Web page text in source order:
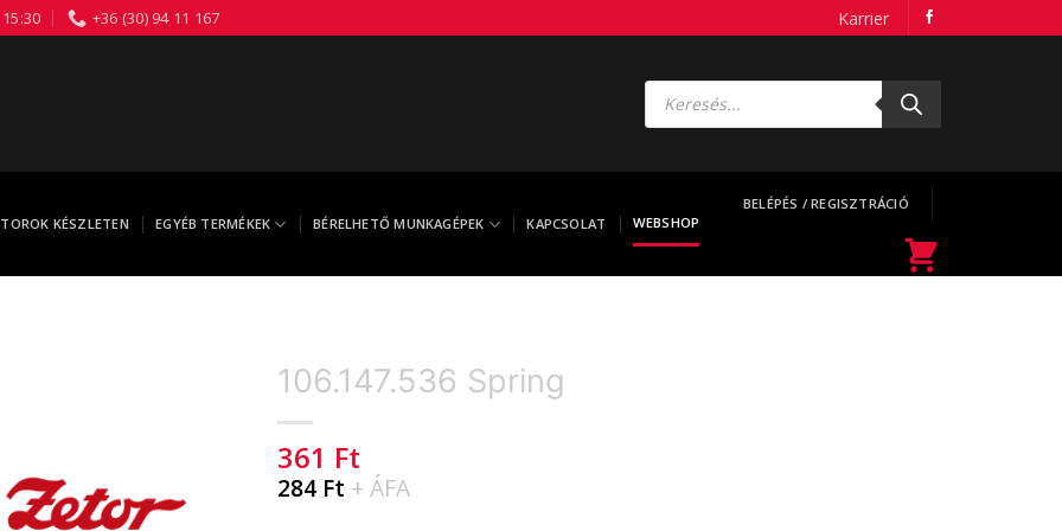
+36 (30) 94 11 167 Karrier
Products
search
KÉSZLETEN EGYÉB TERMÉKEK BÉRELHETŐ MUNKAGÉPEK KAPCSOLAT WEBSHOP
BELÉPÉS / REGISZTRÁCIÓ
106.147.536 Spring
361 Ft
284 Ft + ÁFA